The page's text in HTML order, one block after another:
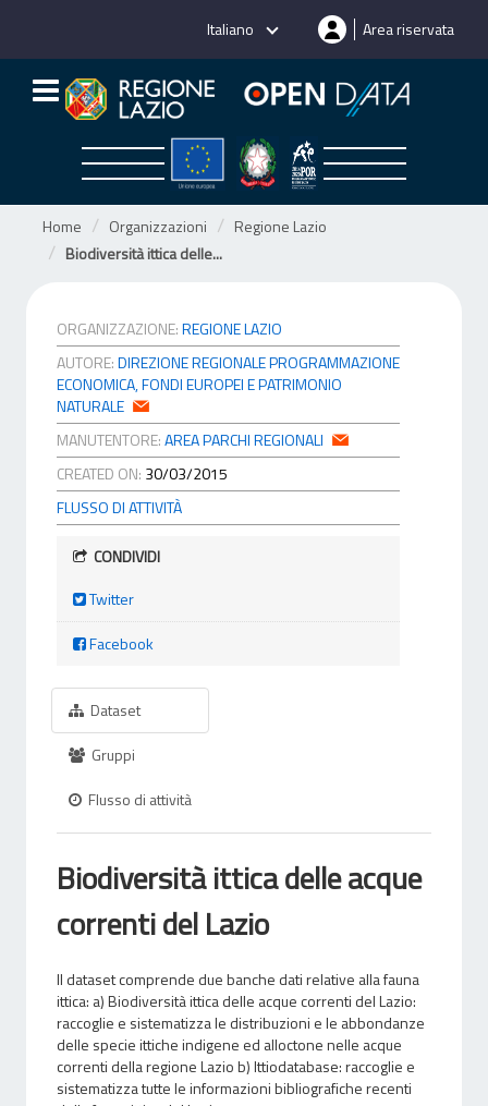
Italiano Area riservata
Home Organizzazioni
Regione Lazio
Biodiversità ittica delle...
ORGANIZZAZIONE:REGIONE LAZIO
AUTORE:DIREZIONE REGIONALE PROGRAMMAZIONE
ECONOMICA, FONDI EUROPEI E PATRIMONIO
NATURALE
MANUTENTORE:AREA PARCHI REGIONALI
CREATED ON: 30/03/2015
FLUSSO DI ATTIVITÀ
CONDIVIDI
Twitter
Facebook
Dataset
Gruppi
Flusso di attività
Biodiversità ittica delle acque
correnti del Lazio
Il dataset comprende due banche dati relative alla fauna
ittica: a) Biodiversità ittica delle acque correnti del Lazio:
raccoglie e sistematizza le distribuzioni e le abbondanze
delle specie ittiche indigene ed alloctone nelle acque
correnti della regione Lazio b) Ittiodatabase: raccoglie e
sistematizza tutte le informazioni bibliografiche recenti